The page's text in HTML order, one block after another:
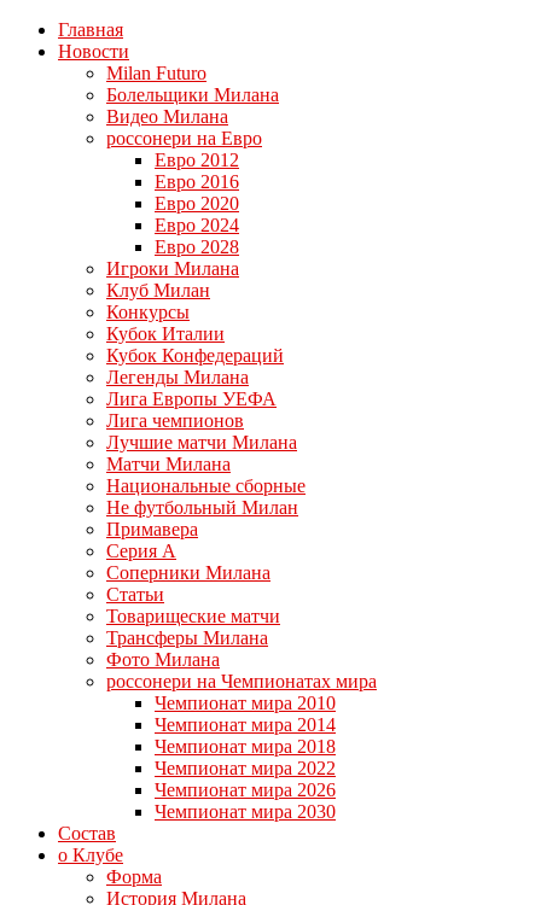
Главная
Новости
Milan Futuro
Болельщики Милана
Видео Милана
россонери на Евро
Евро 2012
Евро 2016
Евро 2020
Евро 2024
Евро 2028
Игроки Милана
Клуб Милан
Конкурсы
Кубок Италии
Кубок Конфедераций
Легенды Милана
Лига Европы УЕФА
Лига чемпионов
Лучшие матчи Милана
Матчи Милана
Национальные сборные
Не футбольный Милан
Примавера
Серия А
Соперники Милана
Статьи
Товарищеские матчи
Трансферы Милана
Фото Милана
россонери на Чемпионатах мира
Чемпионат мира 2010
Чемпионат мира 2014
Чемпионат мира 2018
Чемпионат мира 2022
Чемпионат мира 2026
Чемпионат мира 2030
Состав
о Клубе
Форма
История Милана